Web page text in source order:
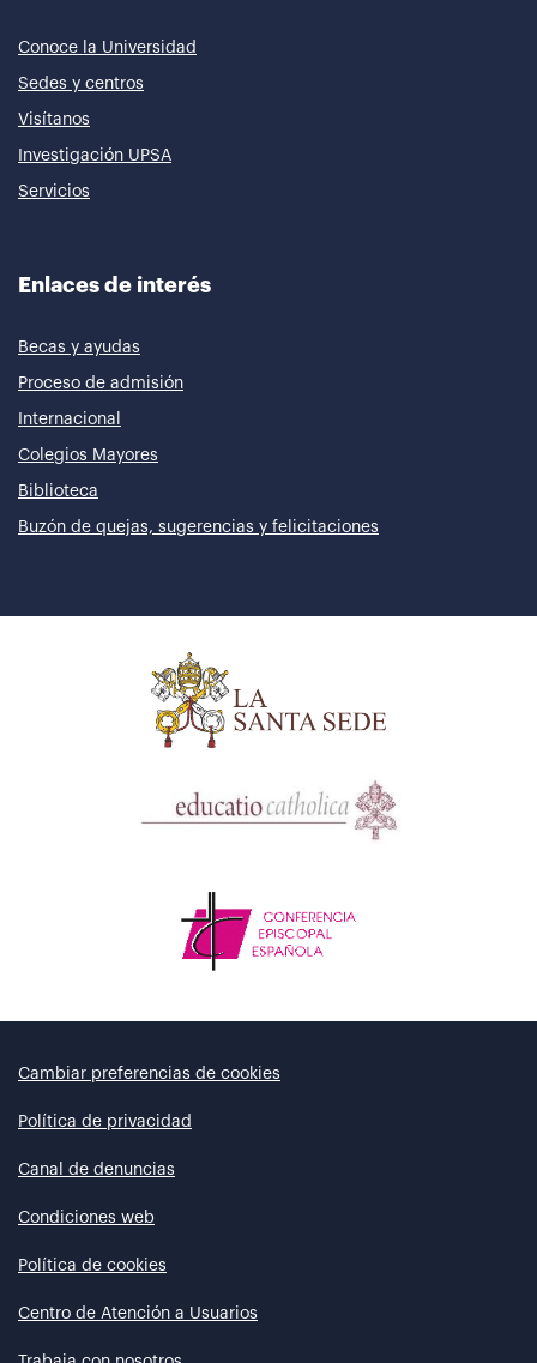
Conoce la Universidad
Sedes y centros
Visítanos
Investigación UPSA
Servicios
Enlaces de interés
Becas y ayudas
Proceso de admisión
Internacional
Colegios Mayores
Biblioteca
Buzón de quejas, sugerencias y felicitaciones
Cambiar preferencias de cookies
Política de privacidad
Canal de denuncias
Condiciones web
Política de cookies
Centro de Atención a Usuarios